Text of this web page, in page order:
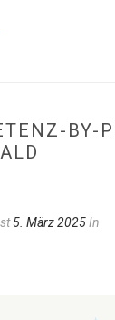
BY-
5. März 2025In